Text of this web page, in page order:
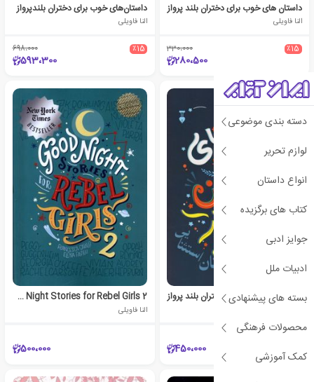
دسته بندی موضوعی
لوازم تحریر
انواع داستان
کتاب های برگزیده
جوایز ادبی
ادبیات ملل
بسته های پیشنهادی
محصولات فرهنگی
کمک آموزشی
داستان های خوب برای دختران بلند پرواز
النا فاویلی
٪15 330،000
280،500
داستان‎‌های خوب برای دختران بلندپرواز
النا فاویلی
٪15 698،000
593،300
داستان های خوب برای دختران بلند پرواز
450،000
Good Night Stories for Rebel Girls 2
النا فاویلی
500،000